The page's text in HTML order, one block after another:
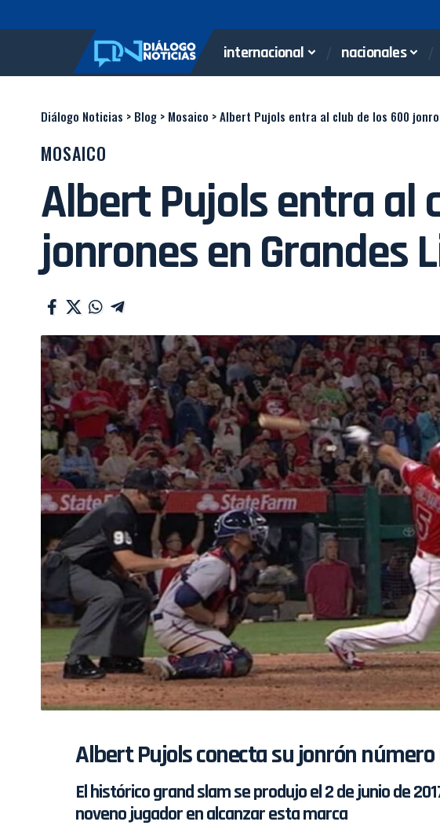
internacional nacionales
Diálogo Noticias > Blog > Mosaico >Albert Pujols entra al club de los 600
MOSAICO
Albert Pujols entra al
jonrones en Grandes
Albert Pujols conecta su jonrón
El histórico grand slam se produjo el 2 de junio de
noveno jugador en alcanzar esta marca